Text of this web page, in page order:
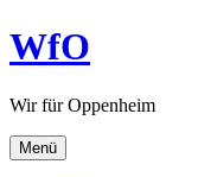
Zum
Inhalt
WfO
Wir für Oppenheim
Menü